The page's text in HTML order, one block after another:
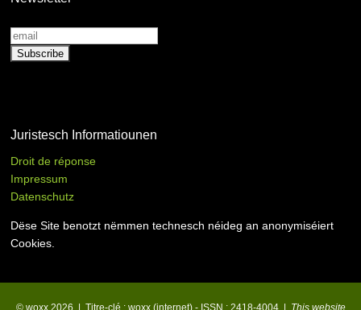
Juristesch Informatiounen
Droit de réponse
Impressum
Datenschutz
Dëse Site benotzt nëmmen technesch néideg an anonymiséiert
Cookies.
© woxx 2026 | Titre-clé : woxx (internet) - ISSN : 2418-4004 | This website